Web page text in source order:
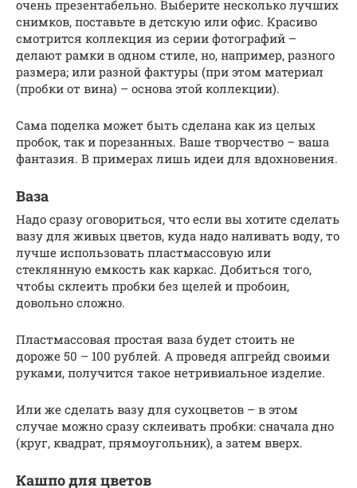
очень презентабельно. Выберите несколько лучших
снимков, поставьте в детскую или офис. Красиво
смотрится коллекция из серии фотографий –
делают рамки в одном стиле, но, например, разного
размера; или разной фактуры (при этом материал
(пробки от вина) – основа этой коллекции).
Сама поделка может быть сделана как из целых
пробок, так и порезанных. Ваше творчество – ваша
фантазия. В примерах лишь идеи для вдохновения.
Ваза
Надо сразу оговориться, что если вы хотите сделать
вазу для живых цветов, куда надо наливать воду, то
лучше использовать пластмассовую или
стеклянную емкость как каркас. Добиться того,
чтобы склеить пробки без щелей и пробоин,
довольно сложно.
Пластмассовая простая ваза будет стоить не
дороже 50 – 100 рублей. А проведя апгрейд своими
руками, получится такое нетривиальное изделие.
Или же сделать вазу для сухоцветов – в этом
случае можно сразу склеивать пробки: сначала дно
(круг, квадрат, прямоугольник), а затем вверх.
Кашпо для цветов